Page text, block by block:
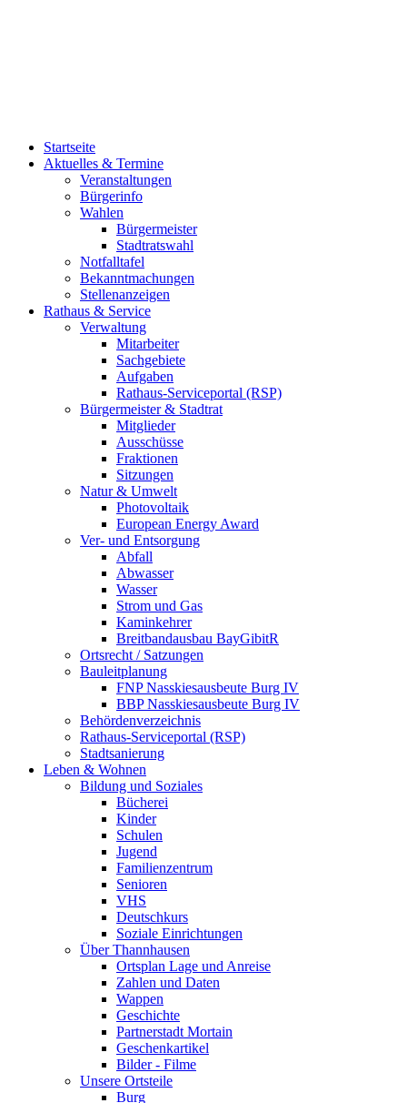
Startseite
Aktuelles & Termine
Veranstaltungen
Bürgerinfo
Wahlen
Bürgermeister
Stadtratswahl
Notfalltafel
Bekanntmachungen
Stellenanzeigen
Rathaus & Service
Verwaltung
Mitarbeiter
Sachgebiete
Aufgaben
Rathaus-Serviceportal (RSP)
Bürgermeister & Stadtrat
Mitglieder
Ausschüsse
Fraktionen
Sitzungen
Natur & Umwelt
Photovoltaik
European Energy Award
Ver- und Entsorgung
Abfall
Abwasser
Wasser
Strom und Gas
Kaminkehrer
Breitbandausbau BayGibitR
Ortsrecht / Satzungen
Bauleitplanung
FNP Nasskiesausbeute Burg IV
BBP Nasskiesausbeute Burg IV
Behördenverzeichnis
Rathaus-Serviceportal (RSP)
Stadtsanierung
Leben & Wohnen
Bildung und Soziales
Bücherei
Kinder
Schulen
Jugend
Familienzentrum
Senioren
VHS
Deutschkurs
Soziale Einrichtungen
Über Thannhausen
Ortsplan Lage und Anreise
Zahlen und Daten
Wappen
Geschichte
Partnerstadt Mortain
Geschenkartikel
Bilder - Filme
Unsere Ortsteile
Burg